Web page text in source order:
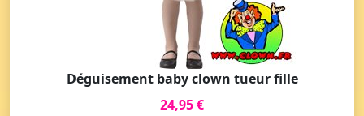
Déguisement baby clown tueur fille
24,95 €